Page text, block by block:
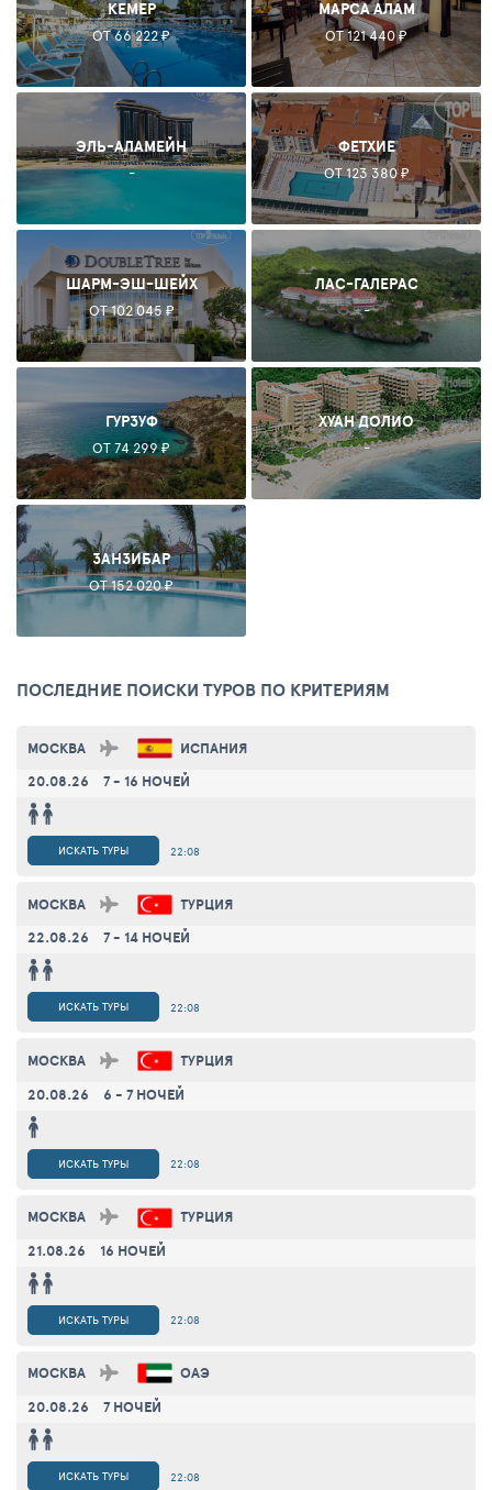
КЕМЕР
ОТ 66 222 ₽
МАРСА АЛАМ
ОТ 121 440 ₽
ЭЛЬ-АЛАМЕЙН
-
ФЕТХИЕ
ОТ 123 380 ₽
ШАРМ-ЭШ-ШЕЙХ
ОТ 102 045 ₽
ЛАС-ГАЛЕРАС
-
ГУРЗУФ
ОТ 74 299 ₽
ХУАН ДОЛИО
-
ЗАНЗИБАР
ОТ 152 020 ₽
ПОСЛЕДНИЕ ПОИСКИ ТУРОВ ПО КРИТЕРИЯМ
МОСКВА
ИСПАНИЯ
20.08.26
7 - 16 НОЧЕЙ
22:08
ИСКАТЬ ТУРЫ
МОСКВА
ТУРЦИЯ
22.08.26
7 - 14 НОЧЕЙ
22:08
ИСКАТЬ ТУРЫ
МОСКВА
ТУРЦИЯ
20.08.26
6 - 7 НОЧЕЙ
22:08
ИСКАТЬ ТУРЫ
МОСКВА
ТУРЦИЯ
21.08.26
16 НОЧЕЙ
22:08
ИСКАТЬ ТУРЫ
МОСКВА
ОАЭ
20.08.26
7 НОЧЕЙ
22:08
ИСКАТЬ ТУРЫ